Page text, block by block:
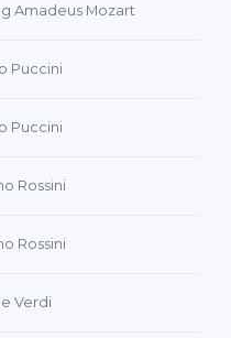
Amadeus Mozart
Puccini
Puccini
Rossini
Rossini
Verdi